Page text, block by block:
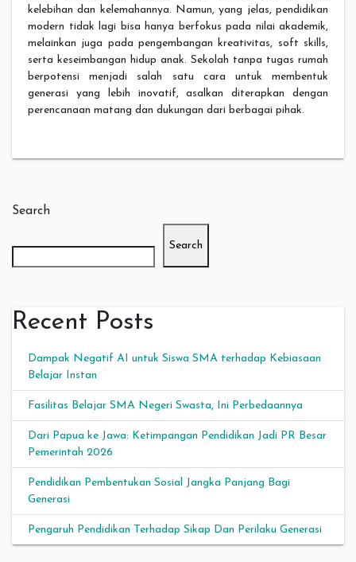
kelebihan dan kelemahannya. Namun, yang jelas, pendidikan
modern tidak lagi bisa hanya berfokus pada nilai akademik,
melainkan juga pada pengembangan kreativitas, soft skills,
serta keseimbangan hidup anak. Sekolah tanpa tugas rumah
berpotensi menjadi salah satu cara untuk membentuk
generasi yang lebih inovatif, asalkan diterapkan dengan
perencanaan matang dan dukungan dari berbagai pihak.
Search
Search
Recent Posts
Dampak Negatif AI untuk Siswa SMA terhadap Kebiasaan
Belajar Instan
Fasilitas Belajar SMA Negeri Swasta, Ini Perbedaannya
Dari Papua ke Jawa: Ketimpangan Pendidikan Jadi PR Besar
Pemerintah 2026
Pendidikan Pembentukan Sosial Jangka Panjang Bagi
Generasi
Pengaruh Pendidikan Terhadap Sikap Dan Perilaku Generasi